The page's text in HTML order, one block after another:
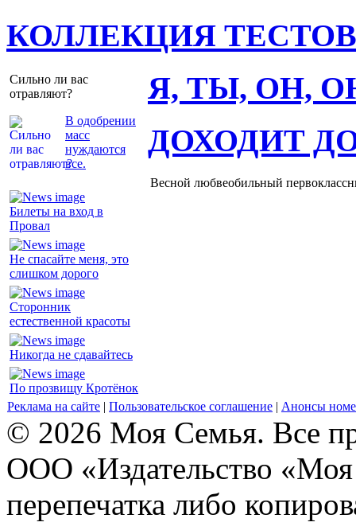
КОЛЛЕКЦИЯ ТЕСТОВ
Сильно ли вас
отравляют?
В одобрении
масс
нуждаются
все.
Я, ТЫ, ОН,
Билеты на вход в
Провал
Не спасайте меня, это
слишком дорого
Сторонник
естественной красоты
Никогда не сдавайтесь
По прозвищу Кротёнок
ДОХОДИТ
Весной любвеобильный
Реклама на сайте | Пользовательское соглашение | Анонсы
© 2026 Моя Семья. Все
ООО «Издательство
перепечатка либо